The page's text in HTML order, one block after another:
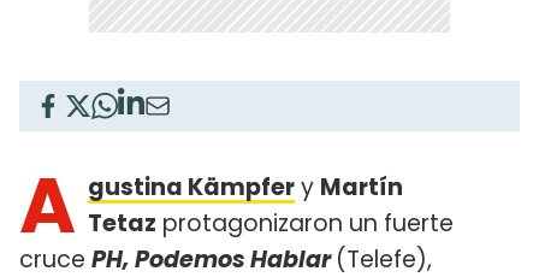
A gustina Kämpfery Martín
Tetaz protagonizaron un fuerte
cruce PH, Podemos Hablar(Telefe),